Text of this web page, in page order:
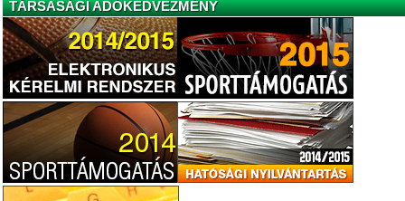
TÁRSASÁGI ADÓKEDVEZMÉNY